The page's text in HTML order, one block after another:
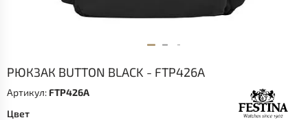
РЮКЗАК BUTTON BLACK - FTP426A
Артикул: FTP426A
Цвет